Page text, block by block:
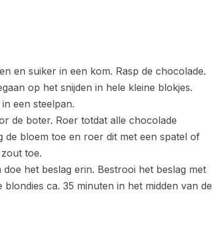
en suiker in een kom. Rasp de chocolade.
op het snijden in hele kleine blokjes.
een steelpan.
de boter. Roer totdat alle chocolade
de bloem toe en roer dit met een spatel of
toe.
het beslag erin. Bestrooi het beslag met
ca. 35 minuten in het midden van de